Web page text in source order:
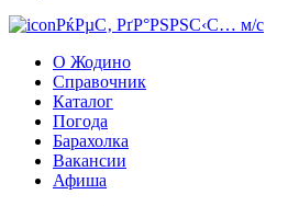
РќРµС‚ РґР°РЅРЅС‹С… м/с
О Жодино
Справочник
Каталог
Погода
Барахолка
Вакансии
Афиша